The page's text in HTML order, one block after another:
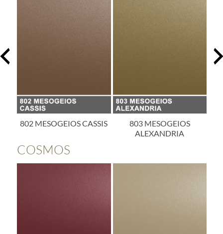
803 MESOGEIOS
804 MESOGEIOS
ALICANTE
COSMOS